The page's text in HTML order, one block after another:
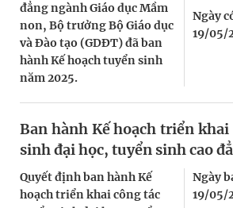
đẳng ngành Giáo dục Mầm
non, Bộ trưởng Bộ Giáo dục
và Đào tạo (GDĐT) đã ban
hành Kế hoạch tuyển sinh
năm 2025.
Ngày
19/05/
Ban hành Kế hoạch triển
sinh đại học, tuyển sinh cao
Quyết định ban hành Kế
hoạch triển khai công tác
Ngày
19/05/